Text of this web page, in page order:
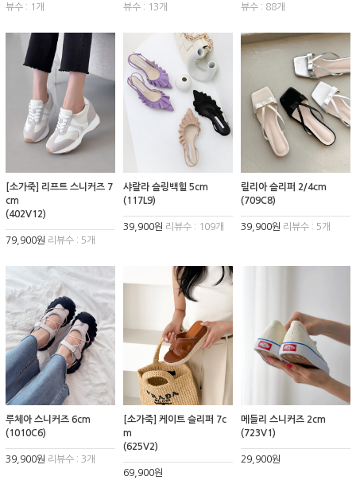
뷰수 : 1개
뷰수 : 13개
뷰수 : 88개
[소가죽] 리프트 스니커즈 7
cm
(402V12)
79,900원 리뷰수 : 5개
샤랄라 슬링백힐 5cm
(117L9)
39,900원 리뷰수 : 109개
릴리아 슬리퍼 2/4cm
(709C8)
39,900원 리뷰수 : 5개
루체아 스니커즈 6cm
(1010C6)
39,900원 리뷰수 : 3개
[소가죽] 케이트 슬리퍼 7c
m
(625V2)
69,900원
메들리 스니커즈 2cm
(723V1)
29,900원